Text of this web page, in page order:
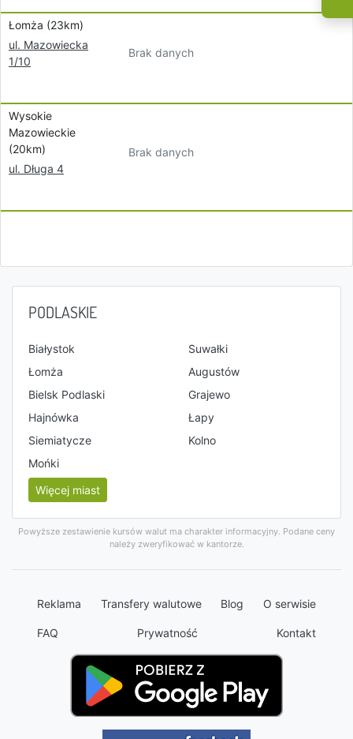
Łomża (23km)
ul. Mazowiecka
1/10
Brak danych
Wysokie
Mazowieckie
(20km)
ul. Długa 4
Brak danych
PODLASKIE
Białystok
Suwałki
Łomża
Augustów
Bielsk Podlaski
Grajewo
Hajnówka
Łapy
Siemiatycze
Kolno
Mońki
Więcej miast
Powyższe zestawienie kursów walut ma charakter informacyjny. Podane ceny
należy zweryfikować w kantorze.
Reklama Transfery walutowe Blog O serwisie
FAQ Prywatność Kontakt